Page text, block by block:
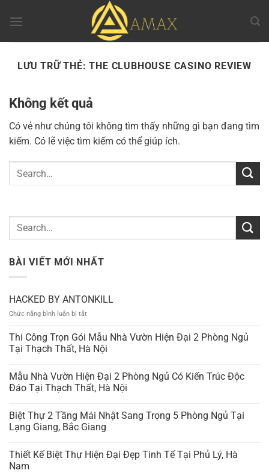
đến
LƯU TRỮ THẺ:THE CLUBHOUSE CASINO REVIEW
Không kết quả
Có vẻ như chúng tôi không tìm thấy những gì bạn đang tìm
kiếm. Có lẽ việc tìm kiếm có thể giúp ích.
BÀI VIẾT MỚI NHẤT
HACKED BY ANTONKILL
Chức năng bình luận bị tắt
BY
ANTONKILL
Thi Công Trọn Gói Mẫu Nhà Vườn Hiện Đại 2 Phòng Ngủ
Tại Thạch Thất, Hà Nội
Mẫu Nhà Vườn Hiện Đại 2 Phòng Ngủ Có Kiến Trúc Độc
Đáo Tại Thạch Thất, Hà Nội
Biệt Thự 2 Tầng Mái Nhật Sang Trọng 5 Phòng Ngủ Tại
Lạng Giang, Bắc Giang
Thiết Kế Biệt Thự Hiện Đại Đẹp Tinh Tế Tại Phủ Lý, Hà
Nam